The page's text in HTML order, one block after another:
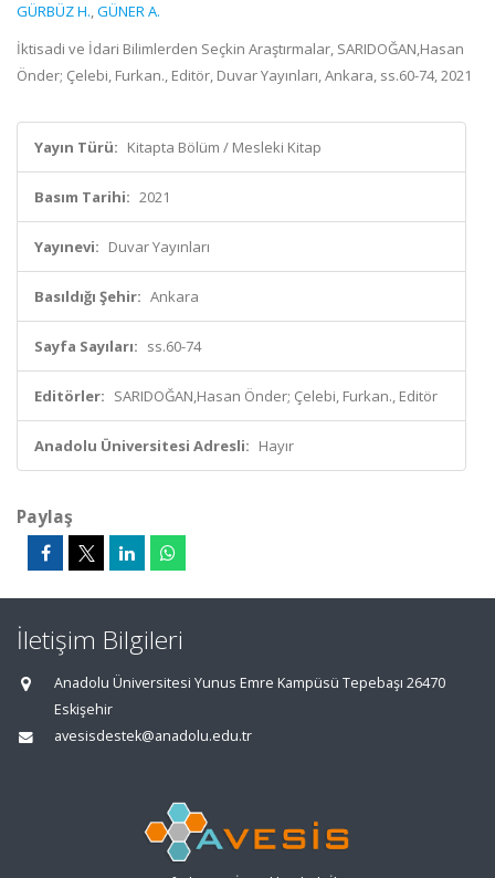
GÜRBÜZ H.,GÜNER A.
İktisadi ve İdari Bilimlerden Seçkin Araştırmalar, SARIDOĞAN,Hasan
Önder; Çelebi, Furkan., Editör, Duvar Yayınları, Ankara, ss.60-74, 2021
Yayın Türü: Kitapta Bölüm / Mesleki Kitap
Basım Tarihi: 2021
Yayınevi: Duvar Yayınları
Basıldığı Şehir: Ankara
Sayfa Sayıları: ss.60-74
Editörler: SARIDOĞAN,Hasan Önder; Çelebi, Furkan., Editör
Anadolu Üniversitesi Adresli: Hayır
Paylaş
İletişim Bilgileri
Anadolu Üniversitesi Yunus Emre Kampüsü Tepebaşı 26470
Eskişehir
avesisdestek@anadolu.edu.tr